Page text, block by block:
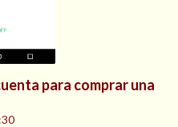
para comprar una